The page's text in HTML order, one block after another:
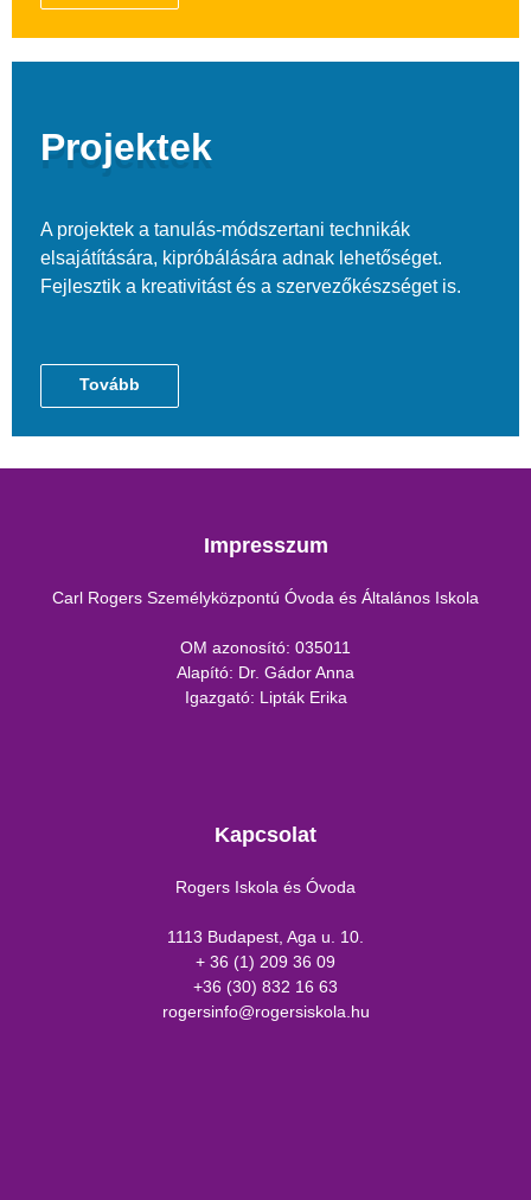
Projektek
A projektek a tanulás-módszertani technikák
elsajátítására, kipróbálására adnak lehetőséget.
Fejlesztik a kreativitást és a szervezőkészséget is.
Tovább
Impresszum
Carl Rogers Személyközpontú Óvoda és Általános Iskola
OM azonosító: 035011
Alapító: Dr. Gádor Anna
Igazgató: Lipták Erika
Kapcsolat
Rogers Iskola és Óvoda
1113 Budapest, Aga u. 10.
+ 36 (1) 209 36 09
+36 (30) 832 16 63
rogersinfo@rogersiskola.hu